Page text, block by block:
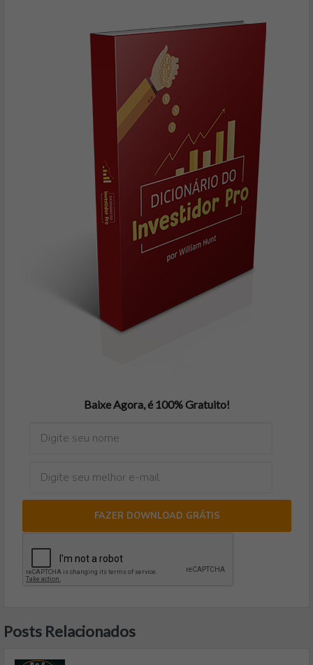
Baixe Agora, é 100% Gratuito!
FAZER DOWNLOAD GRÁTIS
Posts Relacionados